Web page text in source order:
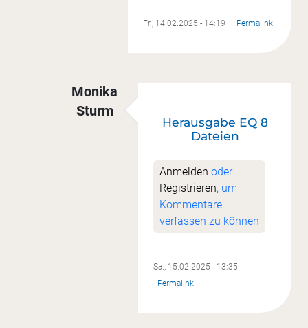
Fr., 14.02.2025 - 14:19 Permalink
Monika
Sturm
Herausgabe EQ 8 Dateien
Herausgabe EQ 8
Dateien
Anmelden oder
Registrieren, um
Kommentare
verfassen zu können
Sa., 15.02.2025 - 13:35
Permalink